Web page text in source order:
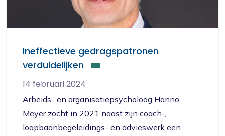
Ineffectieve gedragspatronen
verduidelijken
14 februari 2024
Arbeids- en organisatiepsycholoog Hanno
Meyer zocht in 2021 naast zijn coach-,
loopbaanbegeleidings- en advieswerk een